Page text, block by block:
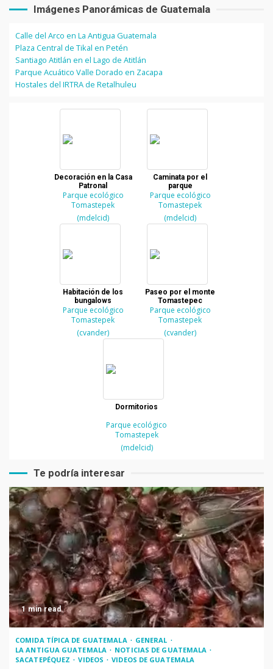
Imágenes Panorámicas de Guatemala
Calle del Arco en La Antigua Guatemala
Plaza Central de Tikal en Petén
Santiago Atitlán en el Lago de Atitlán
Parque Acuático Valle Dorado en Zacapa
Hostales del IRTRA de Retalhuleu
Decoración en la Casa
Patronal
Parque ecológico
Tomastepek
(mdelcid)
Caminata por el
parque
Parque ecológico
Tomastepek
(mdelcid)
Habitación de los
bungalows
Parque ecológico
Tomastepek
(cvander)
Paseo por el monte
Tomastepec
Parque ecológico
Tomastepek
(cvander)
Dormitorios
Parque ecológico
Tomastepek
(mdelcid)
Te podría interesar
1 min read
COMIDA TÍPICA DE GUATEMALA
GENERAL
LA ANTIGUA GUATEMALA
NOTICIAS DE GUATEMALA
SACATEPÉQUEZ
VIDEOS VIDEOS DE GUATEMALA